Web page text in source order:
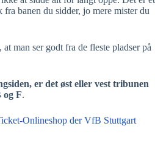
banen du sidder, jo mere mister du
man ser godt fra de fleste pladser på
er det øst eller vest tribunen
og F.
Onlineshop der VfB Stuttgart